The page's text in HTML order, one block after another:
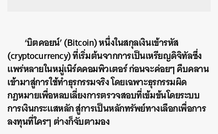
‘บิตคอยน์’ (Bitcoin) หนึ่งในสกุลเงินเข้ารหัส
(cryptocurrency) ที่เริ่มต้นจากการเป็นเหรียญดิจิทัลซึ่ง
แพร่หลายในหมู่เนิร์ดคอมพิวเตอร์ ก่อนจะค่อยๆ คืบคลาน
เข้ามาสู่การใช้ทำธุรกรรมจริง โดยเฉพาะธุรกรรมผิด
กฎหมายเพื่อหลบเลี่ยงการตรวจสอบที่เข้มข้นโดยระบบ
การเงินกระแสหลัก สู่การเป็นหลักทรัพย์ทางเลือกเพื่อการ
ลงทุนที่ใครๆ ต่างก็จับตามอง